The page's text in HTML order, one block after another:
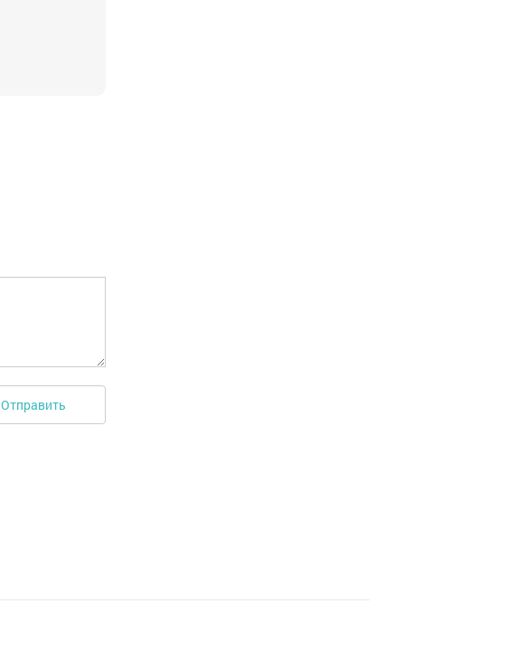
Отправить